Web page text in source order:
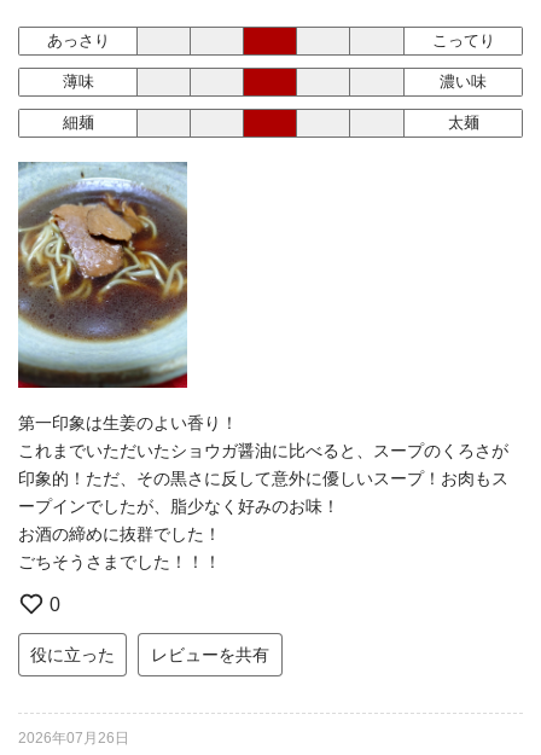
あっさり こってり
薄味 濃い味
細麺 太麺
第一印象は生姜のよい香り！
これまでいただいたショウガ醤油に比べると、スープのくろさが
印象的！ただ、その黒さに反して意外に優しいスープ！お肉もス
ープインでしたが、脂少なく好みのお味！
お酒の締めに抜群でした！
ごちそうさまでした！！！
0
役に立った レビューを共有
2026年07月26日